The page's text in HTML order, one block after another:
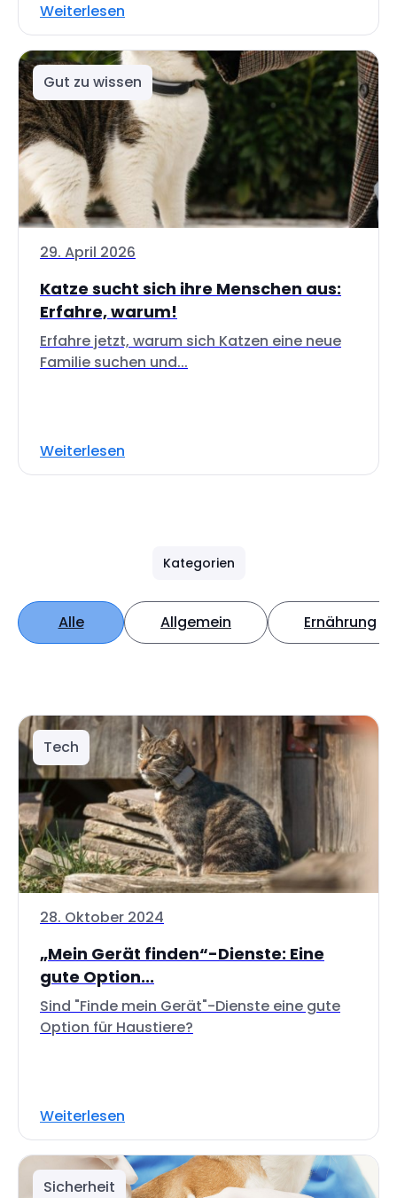
Weiterlesen
Gut zu wissen
29. April 2026
Katze sucht sich ihre Menschen aus:
Erfahre, warum!
Erfahre jetzt, warum sich Katzen eine neue
Familie suchen und...
Weiterlesen
Kategorien
Alle Allgemein Ernährung
Tech
28. Oktober 2024
„Mein Gerät finden“-Dienste: Eine
gute Option...
Sind "Finde mein Gerät"-Dienste eine gute
Option für Haustiere?
Weiterlesen
Sicherheit